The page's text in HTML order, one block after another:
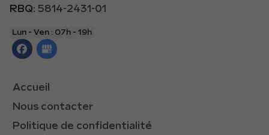
RBQ: 5814-2431-01
Lun - Ven : 07h - 19h
Accueil
Nous contacter
Politique de confidentialité